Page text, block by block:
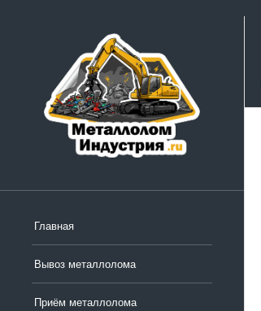
Главная
Вывоз металлолома
Приём металлолома